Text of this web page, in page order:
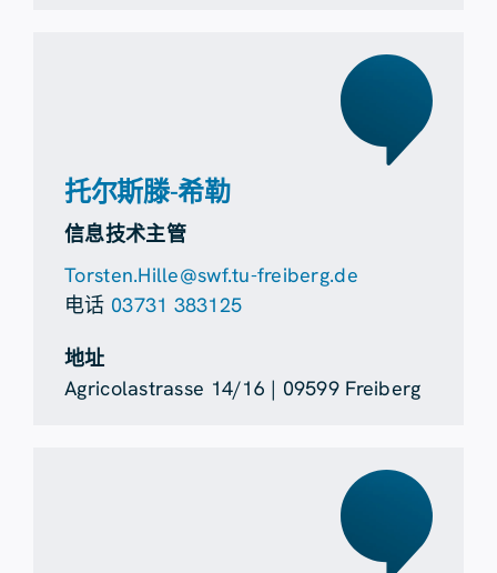
托尔斯滕-希勒
信息技术主管
Torsten.Hille@swf.tu-freiberg.de
电话 03731 383125
地址
Agricolastrasse 14/16 | 09599 Freiberg